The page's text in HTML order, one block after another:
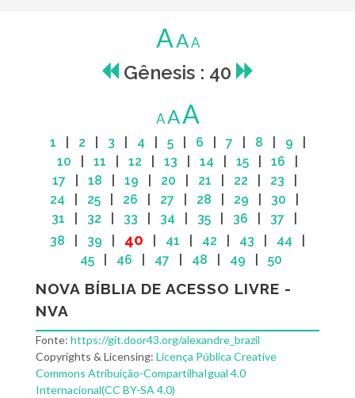
AAA
Gênesis : 40
AAA
1 2 3 4 5| 6 7 8 9
10
11 12 13 14 15 16
17
18 19 20 21 22 23
24
25 26 27 28 29 30
31
32 33 34 35 36 37
38
39 40 41 42 43 44
45| 46 47 48 49 50
NOVA BÍBLIA DE ACESSO LIVRE -
NVA
Fonte: https://git.door43.org/alexandre_brazil
Copyrights & Licensing: Licença Pública Creative
Commons Atribuição-CompartilhaIgual 4.0
Internacional(CC BY-SA 4.0)